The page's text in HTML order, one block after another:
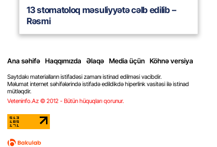
13 stomatoloq məsuliyyətə cəlb edilib –
Rəsmi
Ana səhifə Haqqımızda Əlaqə Media üçün Köhnə versiya
Saytdakı materialların istifadəsi zamanı istinad edilməsi vacibdir.
Məlumat internet səhifələrində istifadə edildikdə hiperlink vasitəsi ilə istinad
mütləqdir.
Veteninfo.Az © 2012 - Bütün hüquqları qorunur.